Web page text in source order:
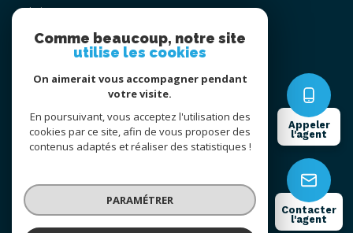
Appeler
l'agent
Contacter
l'agent
Admin
Nos honoraires
Cookies
© 2026 | Tous droits réservés
Comme beaucoup, notre site
utilise les cookies
On aimerait vous accompagner pendant
votre visite.
En poursuivant, vous acceptez l'utilisation des
cookies par ce site, afin de vous proposer des
contenus adaptés et réaliser des statistiques !
PARAMÉTRER